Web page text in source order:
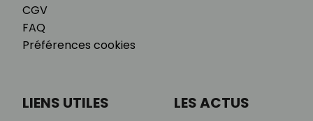
CGV
FAQ
Préférences cookies
LIENS UTILES LES ACTUS